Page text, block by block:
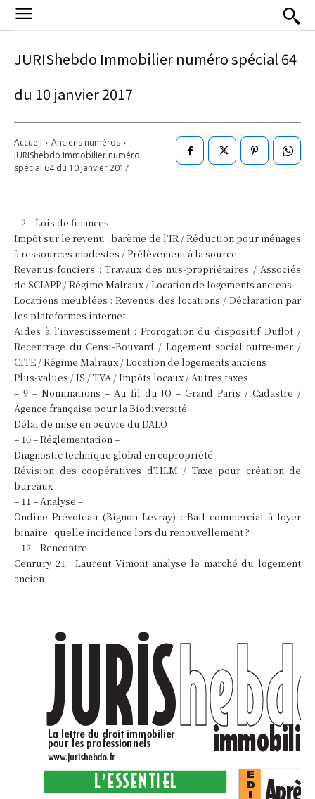
JURIShebdo Immobilier numéro spécial 64
du 10 janvier 2017
Accueil
Anciens numéros
JURIShebdo Immobilier numéro
spécial 64 du 10 janvier 2017
– 2 – Lois de finances –
Impôt sur le revenu : barème de l’IR / Réduction pour ménages
à ressources modestes / Prélèvement à la source
Revenus fonciers : Travaux des nus-propriétaires / Associés
de SCIAPP / Régime Malraux / Location de logements anciens
Locations meublées : Revenus des locations / Déclaration par
les plateformes internet
Aides à l’investissement : Prorogation du dispositif Duflot /
Recentrage du Censi-Bouvard / Logement social outre-mer /
CITE / Régime Malraux / Location de logements anciens
Plus-values / IS / TVA / Impôts locaux / Autres taxes
– 9 – Nominations – Au fil du JO – Grand Paris / Cadastre /
Agence française pour la Biodiversité
Délai de mise en oeuvre du DALO
– 10 – Réglementation –
Diagnostic technique global en copropriété
Révision des coopératives d’HLM / Taxe pour création de
bureaux
– 11 – Analyse –
Ondine Prévoteau (Bignon Levray) : Bail commercial à loyer
binaire : quelle incidence lors du renouvellement ?
– 12 – Rencontre –
Cenrury 21 : Laurent Vimont analyse le marché du logement
ancien
JURIS
La lettre du droit immobilier
pour les professionnels
www.jurishebdo.fr
L’ESSENTIEL
.
.
E
D